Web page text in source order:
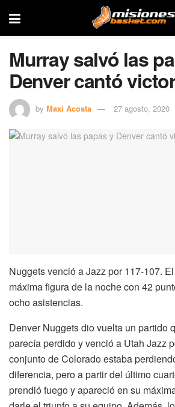
Murray salvó las
Denver cantó
by Maxi Acosta 27 agosto, 2020
Nuggets venció a Jazz por 117-107.
máxima figura de la noche con 42
ocho asistencias.
Denver Nuggets dio vuelta un partido
parecía perdido y venció a Utah Jazz
conjunto de Colorado estaba
diferencia, pero a partir del último
prendió fuego y apareció en su